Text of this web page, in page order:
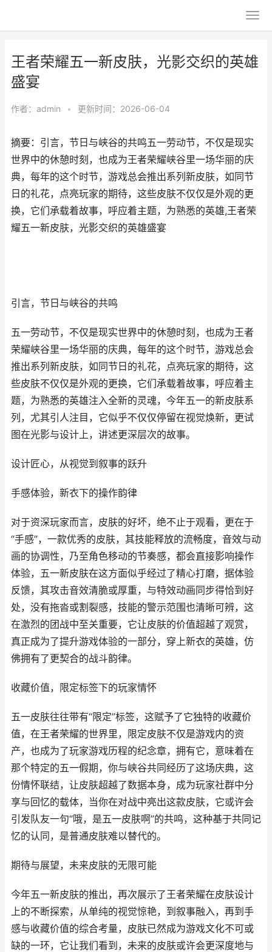
王者荣耀五一新皮肤，光影交织的英雄
盛宴
作者： admin • 更新时间：2026-06-04
摘要：引言，节日与峡谷的共鸣五一劳动节，不仅是现实
世界中的休憩时刻，也成为王者荣耀峡谷里一场华丽的庆
典，每年的这个时节，游戏总会推出系列新皮肤，如同节
日的礼花，点亮玩家的期待，这些皮肤不仅仅是外观的更
换，它们承载着故事，呼应着主题，为熟悉的英雄,王者荣
耀五一新皮肤，光影交织的英雄盛宴
引言，节日与峡谷的共鸣
五一劳动节，不仅是现实世界中的休憩时刻，也成为王者
荣耀峡谷里一场华丽的庆典，每年的这个时节，游戏总会
推出系列新皮肤，如同节日的礼花，点亮玩家的期待，这
些皮肤不仅仅是外观的更换，它们承载着故事，呼应着主
题，为熟悉的英雄注入全新的灵魂，今年五一的新皮肤系
列，尤其引人注目，它似乎不仅仅停留在视觉焕新，更试
图在光影与设计上，讲述更深层次的故事。
设计匠心，从视觉到叙事的跃升
手感体验，新衣下的操作韵律
对于资深玩家而言，皮肤的好坏，绝不止于观看，更在于
“手感”，一款优秀的皮肤，其技能释放的流畅度，音效与动
画的协调性，乃至角色移动的节奏感，都会直接影响操作
体验，五一新皮肤在这方面似乎经过了精心打磨，据体验
反馈，其攻击音效清脆或厚重，与特效动画同步得恰到好
处，没有拖沓或割裂感，技能的警示范围也清晰可辨，这
在激烈的团战中至关重要，它让皮肤的价值超越了观赏，
真正成为了提升游戏体验的一部分，穿上新衣的英雄，仿
佛拥有了更契合的战斗韵律。
收藏价值，限定标签下的玩家情怀
五一皮肤往往带有“限定”标签，这赋予了它独特的收藏价
值，在王者荣耀的世界里，限定皮肤不仅是游戏内的资
产，也成为了玩家游戏历程的纪念章，拥有它，意味着在
那个特定的五一假期，你与峡谷共同经历了这场庆典，这
份情怀联结，让皮肤超越了数据本身，成为玩家社群中分
享与回忆的载体，当你在对战中亮出这款皮肤，它或许会
引发队友一句“哦，是五一皮肤啊”的共鸣，这种基于共同记
忆的认同，是普通皮肤难以替代的。
期待与展望，未来皮肤的无限可能
今年五一新皮肤的推出，再次展示了王者荣耀在皮肤设计
上的不断探索，从单纯的视觉惊艳，到叙事融入，再到手
感与收藏价值的综合考量，皮肤已然成为游戏文化不可或
缺的一环，它让我们看到，未来的皮肤或许会更深度地与